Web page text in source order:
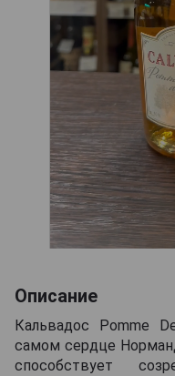
Описание
Кальвадос Pomme
самом сердце
способствует